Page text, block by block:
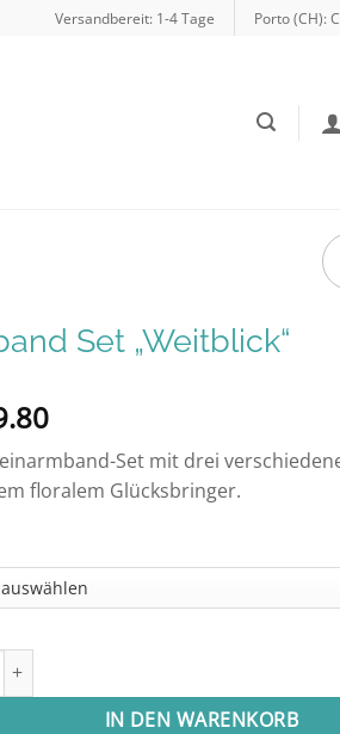
Versandbereit: 1-4 Tage Porto (CH):
Set „Weitblick“
Set mit drei
floralem Glücksbringer.
Set "Weitblick" Menge
IN DEN WARENKORB